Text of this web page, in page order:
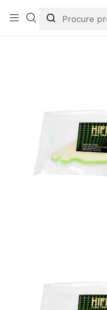
Manutenção & Consumíveis
Filtro Ar Hiflofiltro -